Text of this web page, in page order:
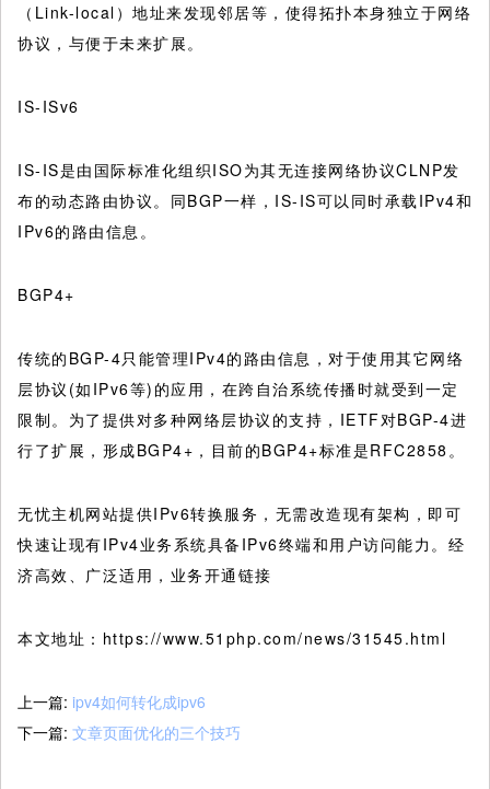
（Link-local）地址来发现邻居等，使得拓扑本身独立于网络
协议，与便于未来扩展。
IS-ISv6
IS-IS是由国际标准化组织ISO为其无连接网络协议CLNP发
布的动态路由协议。同BGP一样，IS-IS可以同时承载IPv4和
IPv6的路由信息。
BGP4+
传统的BGP-4只能管理IPv4的路由信息，对于使用其它网络
层协议(如IPv6等)的应用，在跨自治系统传播时就受到一定
限制。为了提供对多种网络层协议的支持，IETF对BGP-4进
行了扩展，形成BGP4+，目前的BGP4+标准是RFC2858。
无忧主机网站提供IPv6转换服务，无需改造现有架构，即可
快速让现有IPv4业务系统具备IPv6终端和用户访问能力。经
济高效、广泛适用，业务开通链接
本文地址：https://www.51php.com/news/31545.html
上一篇: ipv4如何转化成ipv6
下一篇: 文章页面优化的三个技巧